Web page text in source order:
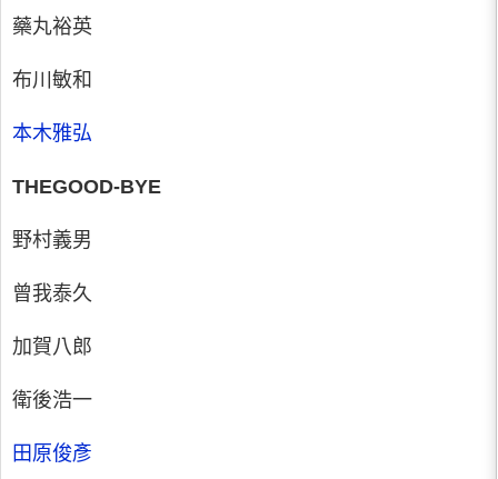
藥丸裕英
布川敏和
本木雅弘
THEGOOD-BYE
野村義男
曾我泰久
加賀八郎
衛後浩一
田原俊彥